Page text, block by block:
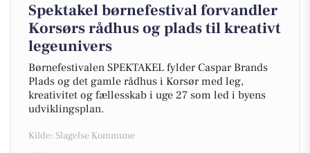
Spektakel børnefestival forvandler
Korsørs rådhus og plads til kreativt
legeunivers
Børnefestivalen SPEKTAKEL fylder Caspar Brands
Plads og det gamle rådhus i Korsør med leg,
kreativitet og fællesskab i uge 27 som led i byens
udviklingsplan.
Kilde: Slagelse Kommune